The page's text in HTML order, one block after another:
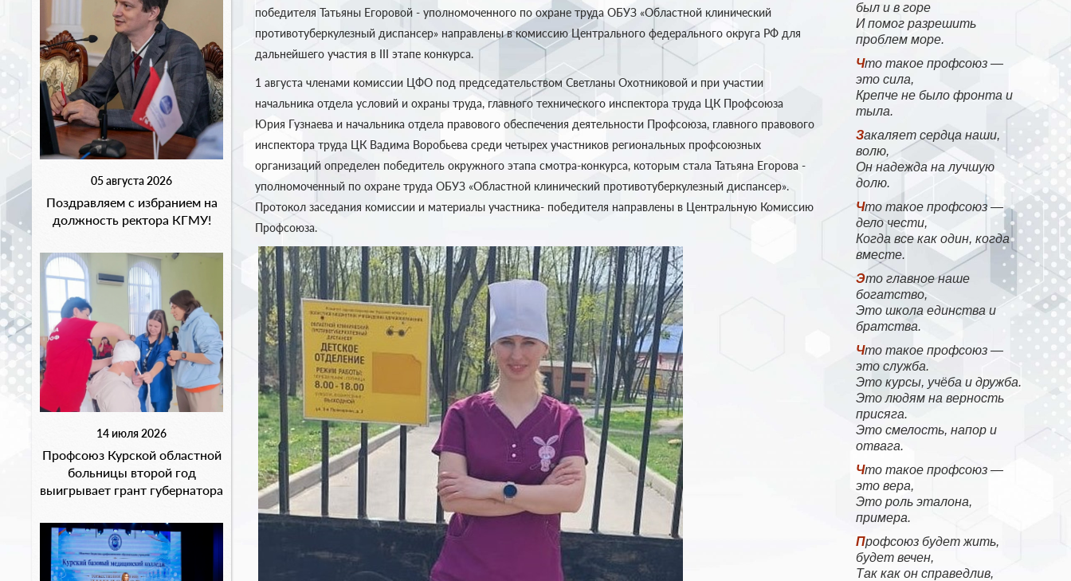
05 августа 2026
Поздравляем с избранием на
должность ректора КГМУ!
14 июля 2026
Профсоюз Курской областной
больницы второй год
выигрывает грант губернатора
был и в горе
И помог разрешить
проблем море.
Что такое профсоюз —
это сила,
Крепче не было фронта и
тыла.
Закаляет сердца наши,
волю,
Он надежда на лучшую
долю.
Что такое профсоюз —
дело чести,
Когда все как один, когда
вместе.
Это главное наше
богатство,
Это школа единства и
братства.
Что такое профсоюз —
это служба.
Это курсы, учёба и дружба.
Это людям на верность
присяга.
Это смелость, напор и
отвага.
Что такое профсоюз —
это вера,
Это роль эталона,
примера.
Профсоюз будет жить,
будет вечен,
Так как он справедлив,
победителя Татьяны Егоровой - уполномоченного по охране труда ОБУЗ «Областной клинический
противотуберкулезный диспансер» направлены в комиссию Центрального федерального округа РФ для
дальнейшего участия в III этапе конкурса.
1 августа членами комиссии ЦФО под председательством Светланы Охотниковой и при участии
начальника отдела условий и охраны труда, главного технического инспектора труда ЦК Профсоюза
Юрия Гузнаева и начальника отдела правового обеспечения деятельности Профсоюза, главного правового
инспектора труда ЦК Вадима Воробьева среди четырех участников региональных профсоюзных
организаций определен победитель окружного этапа смотра-конкурса, которым стала Татьяна Егорова -
уполномоченный по охране труда ОБУЗ «Областной клинический противотуберкулезный диспансер».
Протокол заседания комиссии и материалы участника- победителя направлены в Центральную Комиссию
Профсоюза.